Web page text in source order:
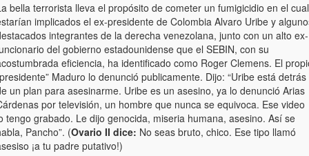
bella terrorista lleva el propósito de cometer un fumigicidio en el cual
implicados el ex-presidente de Colombia Alvaro Uribe y
integrantes de la derecha venezolana, junto con un alto ex-
del gobierno estadounidense que el SEBIN, con su
eficiencia, ha identificado como Roger Clemens. El
Maduro lo denunció publicamente. Dijo: “Uribe está detrás
un plan para asesinarme. Uribe es un asesino, ya lo denunció Arias
por televisión, un hombre que nunca se equivoca. Ese video
tengo grabado. Le dijo genocida, miseria humana, asesino. Así se
Pancho”. (Ovario II dice: No seas bruto, chico. Ese tipo llamó
¡a tu padre putativo!)